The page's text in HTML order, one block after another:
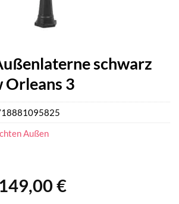
schwarz
Orleans 3
Ursprünglicher
149,00 €Aktueller
Außen